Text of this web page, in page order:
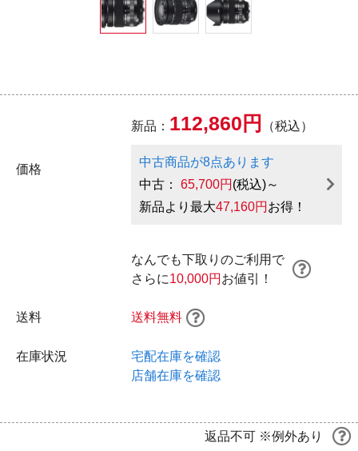
価格
新品： 112,860円 （税込）
中古商品が8点あります
中古：65,700円 (税込)～
新品より最大47,160円 お得！
なんでも下取りのご利用で
さらに10,000円 お値引！
送料 送料無料
在庫状況
宅配在庫を確認
店舗在庫を確認
返品不可 ※例外あり